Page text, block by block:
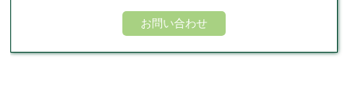
お問い合わせ